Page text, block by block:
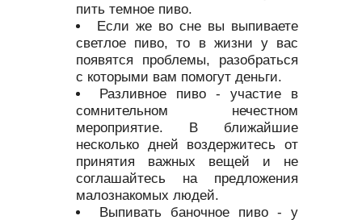
пить темное пиво.
Если же во сне вы выпиваете
светлое пиво, то в жизни у вас
появятся проблемы, разобраться
с которыми вам помогут деньги.
Разливное пиво - участие в
сомнительном нечестном
мероприятие. В ближайшие
несколько дней воздержитесь от
принятия важных вещей и не
соглашайтесь на предложения
малознакомых людей.
Выпивать баночное пиво - у